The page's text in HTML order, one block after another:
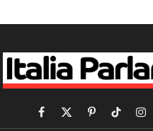
Facebook
X
PinterestTikTok